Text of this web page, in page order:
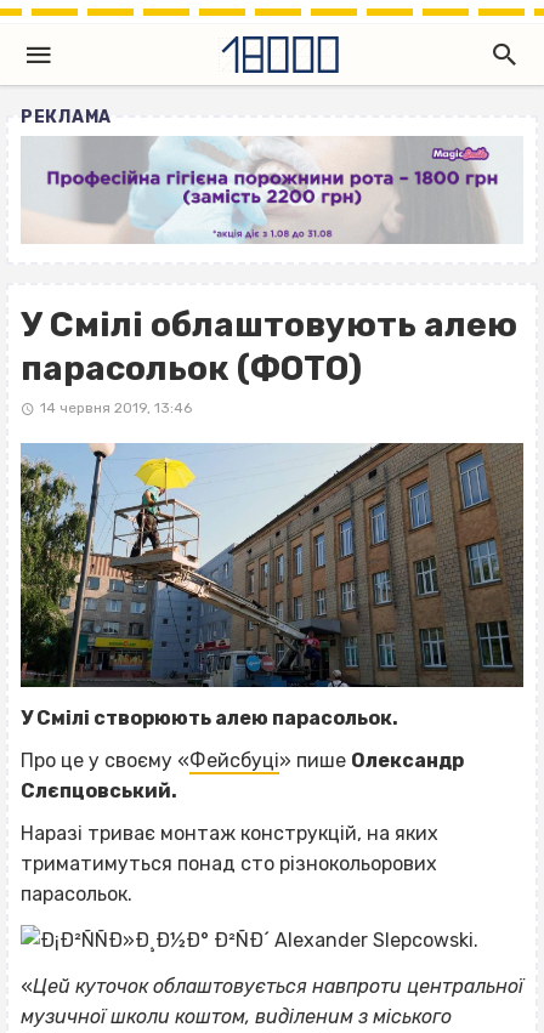
РЕКЛАМА
У Смілі облаштовують алею
парасольок (ФОТО)
14 червня 2019, 13:46
У Смілі створюють алею парасольок.
Про це у своєму «Фейсбуці» пише Олександр
Слєпцовський.
Наразі триває монтаж конструкцій, на яких
триматимуться понад сто різнокольорових
парасольок.
«Цей куточок облаштовується навпроти центральної
музичної школи коштом, виділеним з міського